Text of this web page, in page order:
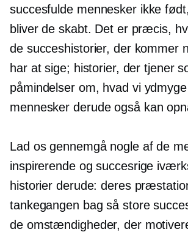
succesfulde mennesker ikke
bliver de skabt. Det er præcis,
de succeshistorier, der kommer
har at sige; historier, der tjener
påmindelser om, hvad vi
mennesker derude også kan
Lad os gennemgå nogle af de
inspirerende og succesrige
historier derude: deres
tankegangen bag så store
de omstændigheder, der